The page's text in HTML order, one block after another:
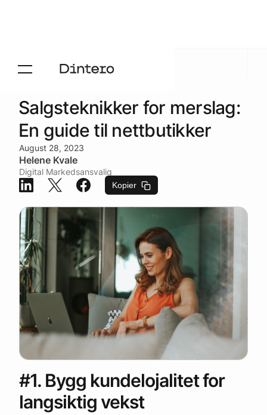
Aktuelt Blogg
Salgsteknikker for merslag:
En guide til nettbutikker
August 28, 2023
Helene Kvale
Digital Markedsansvalig
Kopier
#1. Bygg kundelojalitet for
langsiktig vekst